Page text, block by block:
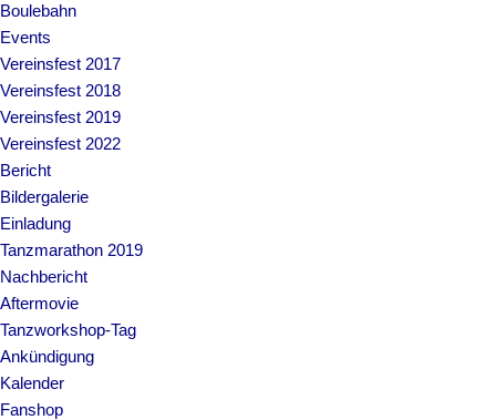
Boulebahn
Events
Vereinsfest 2017
Vereinsfest 2018
Vereinsfest 2019
Vereinsfest 2022
Bericht
Bildergalerie
Einladung
Tanzmarathon 2019
Nachbericht
Aftermovie
Tanzworkshop-Tag
Ankündigung
Kalender
Fanshop